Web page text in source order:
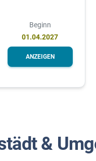
Beginn
01.04.2027
ANZEIGEN
&